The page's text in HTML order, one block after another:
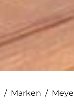
/ Marken /